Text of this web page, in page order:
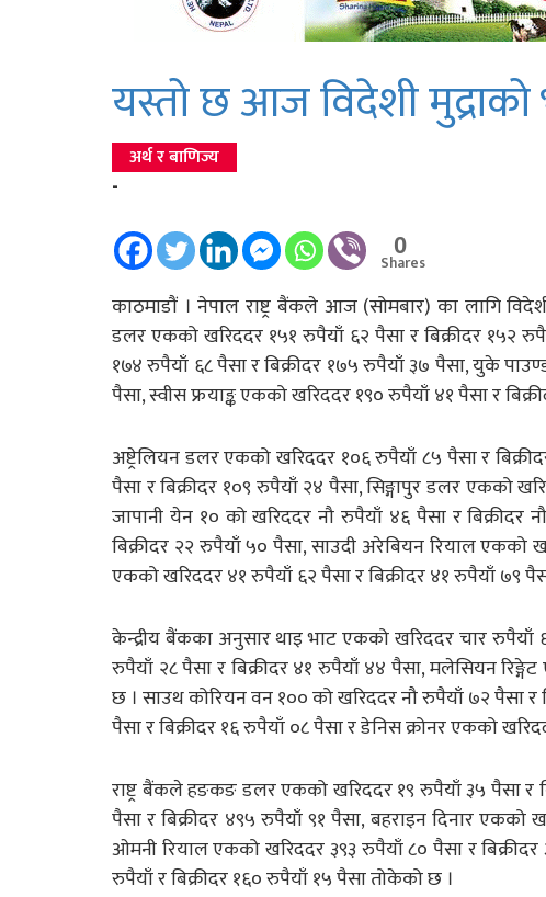
यस्तो छ आज विदेशी मुद्राको
अर्थ र बाणिज्य
-
0
Shares
काठमाडौं । नेपाल राष्ट्र बैंकले आज (सोमबार) का लागि
डलर एकको खरिददर १५१ रुपैयाँ ६२ पैसा र बिक्रीदर १५२
१७४ रुपैयाँ ६८ पैसा र बिक्रीदर १७५ रुपैयाँ ३७ पैसा, युके
पैसा, स्वीस फ्रयाङ्क एकको खरिददर १९० रुपैयाँ ४१ पैसा र
अष्ट्रेलियन डलर एकको खरिददर १०६ रुपैयाँ ८५ पैसा र
पैसा र बिक्रीदर १०९ रुपैयाँ २४ पैसा, सिङ्गापुर डलर एकको
जापानी येन १० को खरिददर नौ रुपैयाँ ४६ पैसा र
बिक्रीदर २२ रुपैयाँ ५० पैसा, साउदी अरेबियन रियाल एकको
एकको खरिददर ४१ रुपैयाँ ६२ पैसा र बिक्रीदर ४१ रुपैयाँ ७९
केन्द्रीय बैंकका अनुसार थाइ भाट एकको खरिददर चार रुपैयाँ
रुपैयाँ २८ पैसा र बिक्रीदर ४१ रुपैयाँ ४४ पैसा, मलेसियन
छ । साउथ कोरियन वन १०० को खरिददर नौ रुपैयाँ ७२ पैसा र
पैसा र बिक्रीदर १६ रुपैयाँ ०८ पैसा र डेनिस क्रोनर एकको
राष्ट्र बैंकले हङकङ डलर एकको खरिददर १९ रुपैयाँ ३५ पैसा र
पैसा र बिक्रीदर ४९५ रुपैयाँ ९१ पैसा, बहराइन दिनार
ओमनी रियाल एकको खरिददर ३९३ रुपैयाँ ८० पैसा र
रुपैयाँ र बिक्रीदर १६० रुपैयाँ १५ पैसा तोकेको छ ।